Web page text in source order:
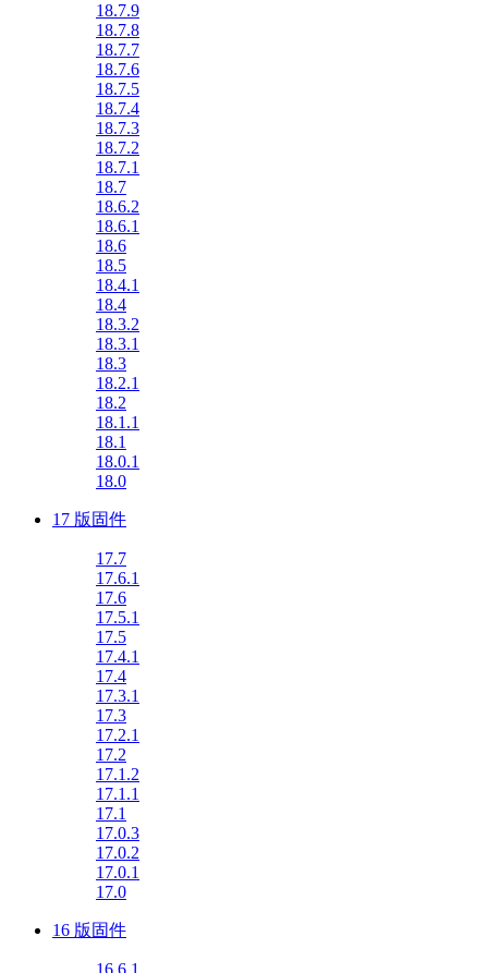
18.7.9
18.7.8
18.7.7
18.7.6
18.7.5
18.7.4
18.7.3
18.7.2
18.7.1
18.7
18.6.2
18.6.1
18.6
18.5
18.4.1
18.4
18.3.2
18.3.1
18.3
18.2.1
18.2
18.1.1
18.1
18.0.1
18.0
17 版固件
17.7
17.6.1
17.6
17.5.1
17.5
17.4.1
17.4
17.3.1
17.3
17.2.1
17.2
17.1.2
17.1.1
17.1
17.0.3
17.0.2
17.0.1
17.0
16 版固件
16.6.1